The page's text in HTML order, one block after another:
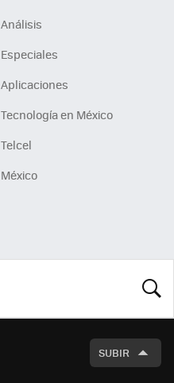
Análisis
Especiales
Aplicaciones
Tecnología en México
Telcel
México
SUBIR